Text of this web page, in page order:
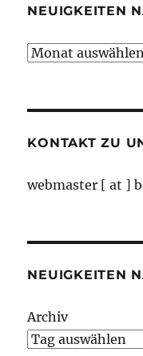
NEUIGKEITEN
Neuigkeiten
KONTAKT ZU
webmaster [ at ]
NEUIGKEITEN
Archiv